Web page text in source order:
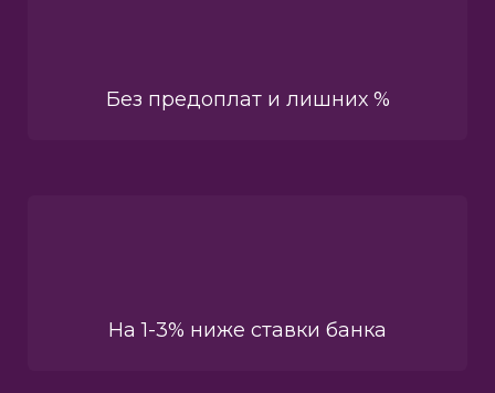
Без предоплат и лишних %
На 1-3% ниже ставки банка